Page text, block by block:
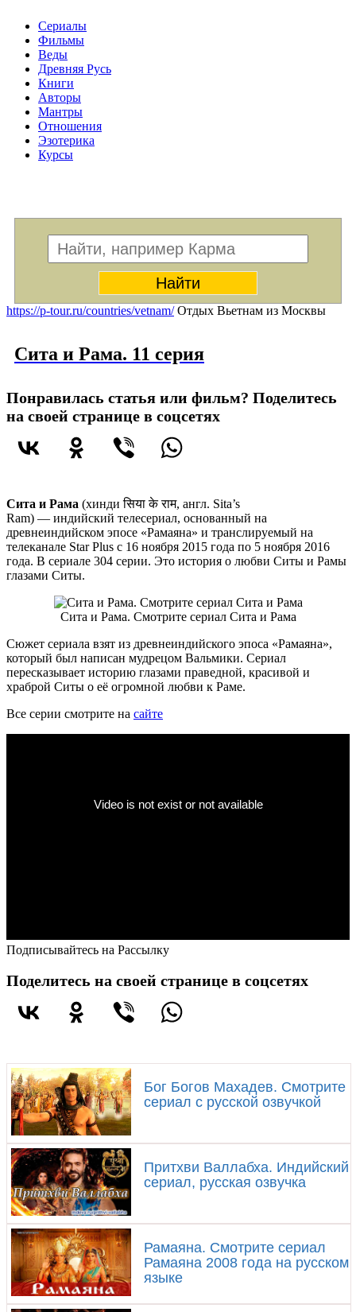
Сериалы
Фильмы
Веды
Древняя Русь
Книги
Авторы
Мантры
Отношения
Эзотерика
Курсы
https://p-tour.ru/countries/vetnam/Отдых Вьетнам из Москвы
Сита и Рама. 11 серия
Понравилась статья или фильм? Поделитесь
на своей странице в соцсетях
Сита и Рама (хиндиसिया के राम, англ. Sita’s
Ram) — индийский телесериал, основанный на
древнеиндийском эпосе «Рамаяна» и транслируемый на
телеканале Star Plus с 16 ноября 2015 года по 5 ноября 2016
года. В сериале 304 серии. Это история о любви Ситы и Рамы
глазами Ситы.
Сита и Рама. Смотрите сериал Сита и Рама
Сюжет сериала взят из древнеиндийского эпоса «Рамаяна»,
который был написан мудрецом Вальмики. Сериал
пересказывает историю глазами праведной, красивой и
храброй Ситы о её огромной любви к Раме.
Все серии смотрите на сайте
Подписывайтесь на Рассылку
Поделитесь на своей странице в соцсетях
Бог Богов Махадев. Смотрите
сериал с русской озвучкой
Притхви Валлабха. Индийский
сериал, русская озвучка
Рамаяна. Смотрите сериал
Рамаяна 2008 года на русском
языке